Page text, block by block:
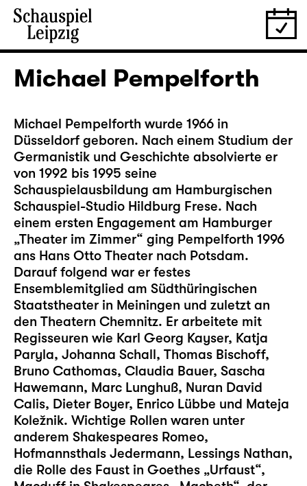
Michael Pempelforth
Michael Pempelforth wurde 1966 in
Düsseldorf geboren. Nach einem Studium der
Germanistik und Geschichte absolvierte er
von 1992 bis 1995 seine
Schauspielausbildung am Hamburgischen
Schauspiel-Studio Hildburg Frese. Nach
einem ersten Engagement am Hamburger
„Theater im Zimmer“ ging Pempelforth 1996
ans Hans Otto Theater nach Potsdam.
Darauf folgend war er festes
Ensemblemitglied am Südthüringischen
Staatstheater in Meiningen und zuletzt an
den Theatern Chemnitz. Er arbeitete mit
Regisseuren wie Karl Georg Kayser, Katja
Paryla, Johanna Schall, Thomas Bischoff,
Bruno Cathomas, Claudia Bauer, Sascha
Hawemann, Marc Lunghuß, Nuran David
Calis, Dieter Boyer, Enrico Lübbe und Mateja
Koležnik. Wichtige Rollen waren unter
anderem Shakespeares Romeo,
Hofmannsthals Jedermann, Lessings Nathan,
die Rolle des Faust in Goethes „Urfaust“,